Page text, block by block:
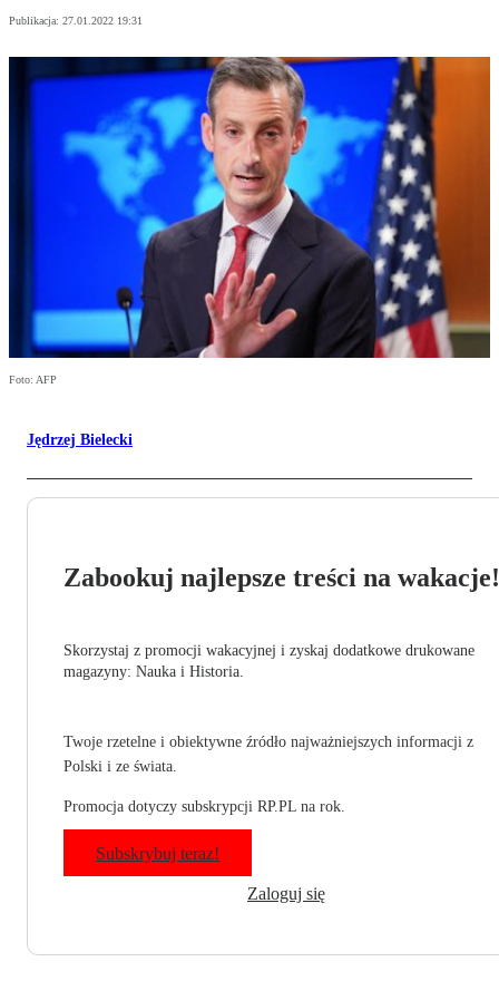
Publikacja: 27.01.2022 19:31
Foto: AFP
Jędrzej Bielecki
Zabookuj najlepsze treści na wakacje!
Skorzystaj z promocji wakacyjnej i zyskaj dodatkowe drukowane
magazyny: Nauka i Historia.
Twoje rzetelne i obiektywne źródło najważniejszych informacji z
Polski i ze świata.
Promocja dotyczy subskrypcji RP.PL na rok.
Subskrybuj teraz!
Zaloguj się